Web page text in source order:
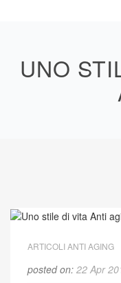
UNO
ARTICOLI ANTI AGING
posted on: 22 Apr